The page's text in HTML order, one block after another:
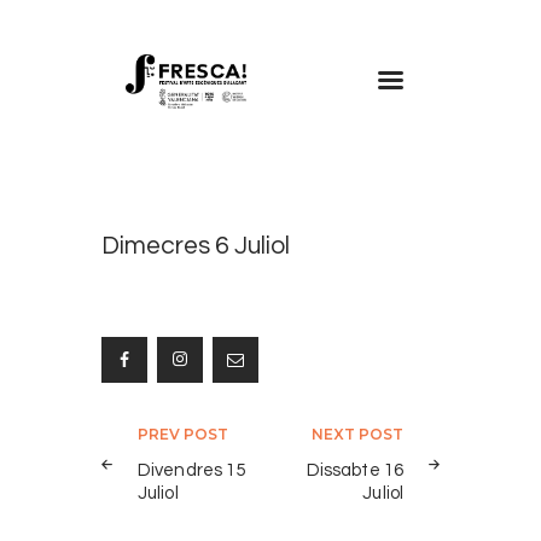
Informació d’interés
Dimecres 6 Juliol
Navegació
d'entrades
PREV POST
Divendres 15
Juliol
NEXT POST
Dissabte 16
Juliol